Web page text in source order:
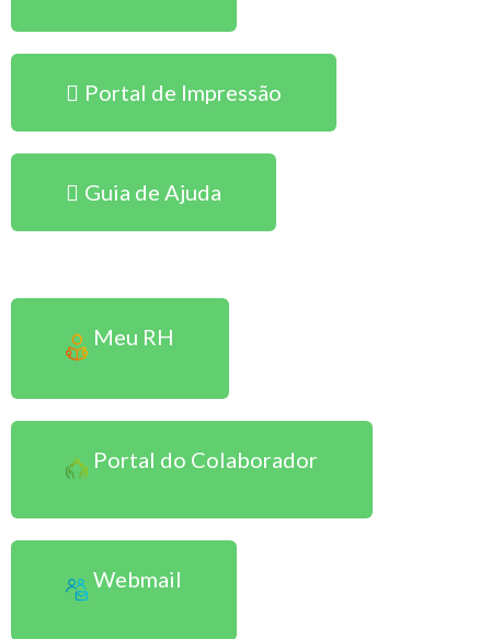
Portal de Impressão
Guia de Ajuda
Meu RH
Portal do Colaborador
Webmail